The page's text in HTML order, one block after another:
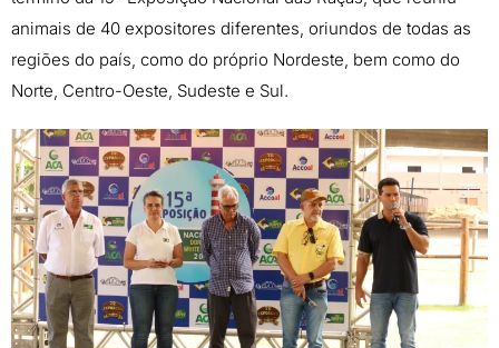
animais de 40 expositores diferentes, oriundos de todas as
regiões do país, como do próprio Nordeste, bem como do
Norte, Centro-Oeste, Sudeste e Sul.